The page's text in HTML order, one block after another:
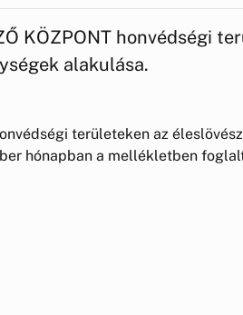
KÖZPONT honvédségi
alakulása.
területeken az
hónapban a mellékletben